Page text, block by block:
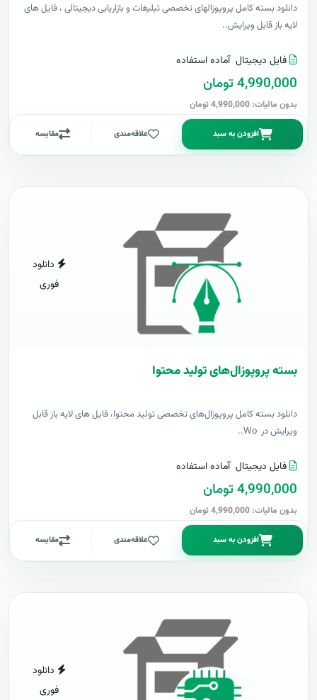
دانلود بسته کامل پروپوزالهای تخصصی تبلیغات و بازاریابی دیجیتالی ، فایل های
لایه باز قابل ویرایش..
فایل دیجیتال آماده استفاده
4,990,000 تومان
بدون مالیات: 4,990,000 تومان
افزودن به سبد علاقه‌مندی مقایسه
دانلود
فوری
بسته پروپوزال‌های تولید محتوا
دانلود بسته کامل پروپوزال‌های تخصصی تولید محتوا، فایل های لایه باز قابل
ویرایش در Wo..
فایل دیجیتال آماده استفاده
4,990,000 تومان
بدون مالیات: 4,990,000 تومان
افزودن به سبد علاقه‌مندی مقایسه
دانلود
فوری